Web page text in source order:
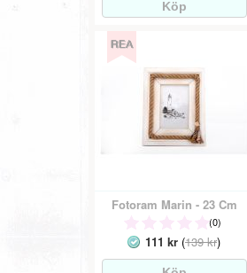
Fotoram Marin - 23 Cm
(0)
111 kr (139 kr)